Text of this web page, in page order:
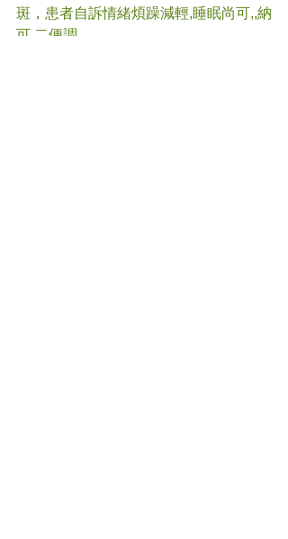
斑，患者自訴情緒煩躁減輕,睡眠尚可,,納
可,二便調。